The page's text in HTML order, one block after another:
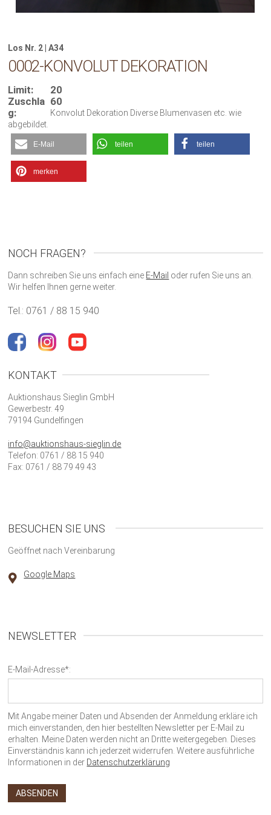
Los Nr. 2 | A34
0002-KONVOLUT DEKORATION
Limit:
20
Zuschla
g:
60
Konvolut Dekoration Diverse Blumenvasen etc. wie
abgebildet.
E-Mail teilen teilen
merken
NOCH FRAGEN?
Dann schreiben Sie uns einfach eine E-Mail oder rufen Sie uns an.
Wir helfen Ihnen gerne weiter.
Tel.: 0761 / 88 15 940
KONTAKT
Auktionshaus Sieglin GmbH
Gewerbestr. 49
79194 Gundelfingen
info@auktionshaus-sieglin.de
Telefon: 0761 / 88 15 940
Fax: 0761 / 88 79 49 43
BESUCHEN SIE UNS
Geöffnet nach Vereinbarung
Google Maps
NEWSLETTER
E-Mail-Adresse*:
Mit Angabe meiner Daten und Absenden der Anmeldung erkläre ich
mich einverstanden, den hier bestellten Newsletter per E-Mail zu
erhalten. Meine Daten werden nicht an Dritte weitergegeben. Dieses
Einverständnis kann ich jederzeit widerrufen. Weitere ausführliche
Informationen in der Datenschutzerklärung